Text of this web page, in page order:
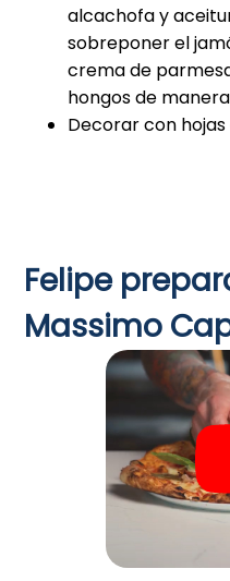
alcachofa y
sobreponer el
crema de
hongos de
Decorar con
Felipe
Massimo